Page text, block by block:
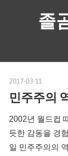
졸
2017-03-11
민주주의
2002년 월드컵
듯한 감동을 경
일 민주주의의